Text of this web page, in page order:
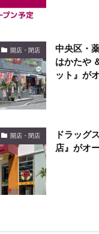
開店・閉店
中央区・
はかたや
ット』が
開店・閉店
ドラッグ
店』がオ